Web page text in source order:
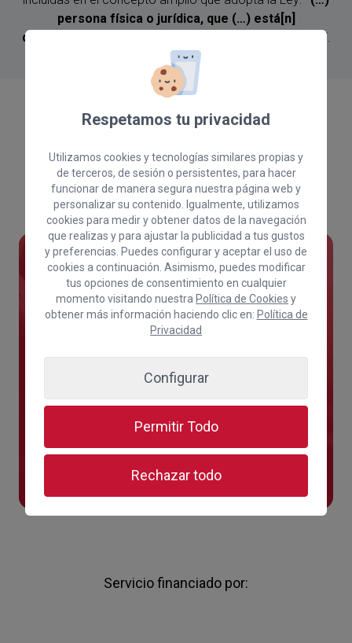
persona física o jurídica, que (…) está[n]
desarrollando una actividad económica productiva”.
Consulta todos nuestros cursos
¿Tienes alguna consulta?
Si deseas que te informemos acerca de
alguna de las acciones formativas del
programa España Emprende, no dudes en
hacérnosla llegar respondiendo a este
formulario.
Contáctanos
Servicio financiado por:
Respetamos tu privacidad
Utilizamos cookies y tecnologías similares propias y
de terceros, de sesión o persistentes, para hacer
funcionar de manera segura nuestra página web y
personalizar su contenido. Igualmente, utilizamos
cookies para medir y obtener datos de la navegación
que realizas y para ajustar la publicidad a tus gustos
y preferencias. Puedes configurar y aceptar el uso de
cookies a continuación. Asimismo, puedes modificar
tus opciones de consentimiento en cualquier
momento visitando nuestra Política de Cookies y
obtener más información haciendo clic en: Política de
Privacidad
Configurar
Permitir Todo
Rechazar todo